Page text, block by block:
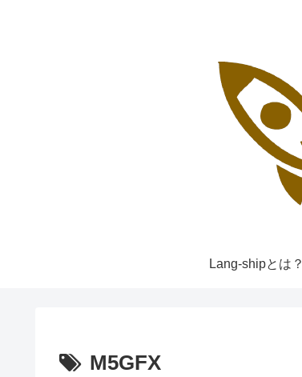
Lang-shipとは？
M5GFX